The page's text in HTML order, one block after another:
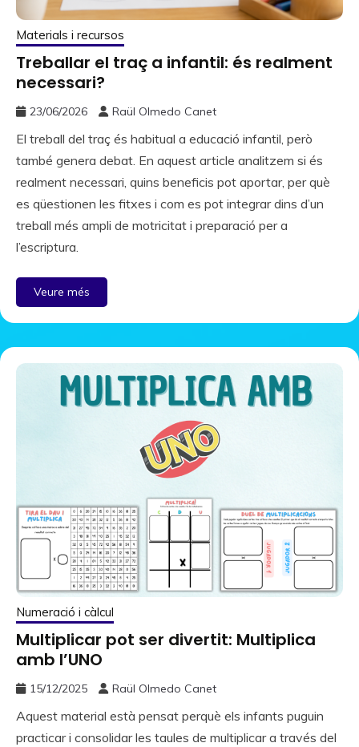
Materials i recursos
Treballar el traç a infantil: és realment
necessari?
23/06/2026 Raül Olmedo Canet
El treball del traç és habitual a educació infantil, però
també genera debat. En aquest article analitzem si és
realment necessari, quins beneficis pot aportar, per què
es qüestionen les fitxes i com es pot integrar dins d’un
treball més ampli de motricitat i preparació per a
l’escriptura.
Veure més
Numeració i càlcul
Multiplicar pot ser divertit: Multiplica
amb l’UNO
15/12/2025 Raül Olmedo Canet
Aquest material està pensat perquè els infants puguin
practicar i consolidar les taules de multiplicar a través del